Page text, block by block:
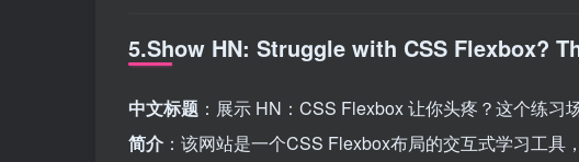
5.Show HN: Struggle with CSS Flexbox?
中文标题 ：展示 HN：CSS Flexbox 让你头疼？这个练习
简介 ：该网站是一个CSS Flexbox布局的交互式学习工